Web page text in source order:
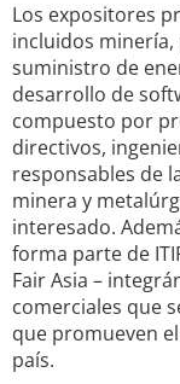
Los expositores
incluidos
suministro de
desarrollo de
compuesto por
directivos,
responsables de
minera y
interesado.
forma parte de
Fair Asia –
comerciales que
que promueven
país.